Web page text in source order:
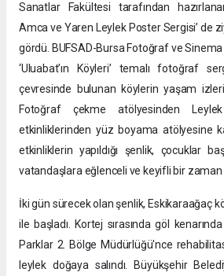
Sanatlar Fakültesi tarafından
Amca ve Yaren Leylek Poster Sergisi’ de
gördü. BUFSAD-Bursa Fotoğraf ve
‘Uluabat’ın Köyleri’ temalı fotoğraf
çevresinde bulunan köylerin yaşam izleri
Fotoğraf çekme atölyesinden
etkinliklerinden yüz boyama atölyesine
etkinliklerin yapıldığı şenlik, çocuklar
vatandaşlara eğlenceli ve keyifli bir zaman
İki gün sürecek olan şenlik, Eskikaraağaç
ile başladı. Kortej sırasında göl
Parklar 2. Bölge Müdürlüğü'nce
leylek doğaya salındı. Büyükşehir